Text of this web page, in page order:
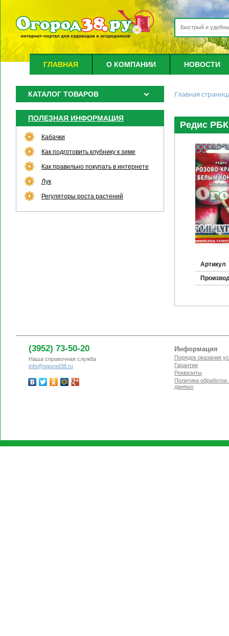
ГЛАВНАЯ О КОМПАНИИ НОВОСТИ
КАТАЛОГ ТОВАРОВ
ПОЛЕЗНАЯ ИНФОРМАЦИЯ
Кабачки
Как подготовить клубнику к зиме
Как правильно покупать в интернете
Лук
Регуляторы роста растений
Главная
Редис РБК
Артикул
(3952) 73-50-20
Наша справочная служба
info@ogorod38.ru
Информация
Порядок оказания
Гарантии
Реквизиты
Политика
данных